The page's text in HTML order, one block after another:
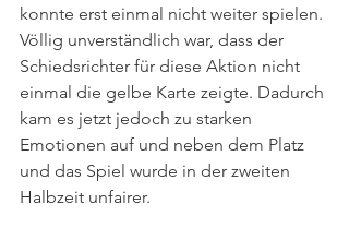
konnte erst einmal nicht weiter spielen.
Völlig unverständlich war, dass der
Schiedsrichter für diese Aktion nicht
einmal die gelbe Karte zeigte. Dadurch
kam es jetzt jedoch zu starken
Emotionen auf und neben dem Platz
und das Spiel wurde in der zweiten
Halbzeit unfairer.